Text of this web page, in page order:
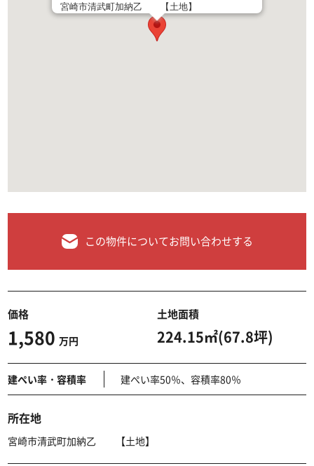
宮崎市清武町加納乙 【土地】
この物件についてお問い合わせする
価格
1,580 万円
土地面積
224.15㎡(67.8坪)
建ぺい率・容積率 建ぺい率50％、容積率80％
所在地
宮崎市清武町加納乙 【土地】